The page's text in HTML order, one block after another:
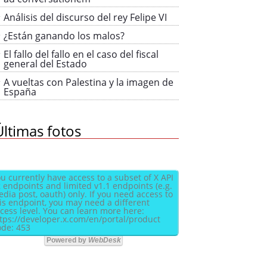
Análisis del discurso del rey Felipe VI
¿Están ganando los malos?
El fallo del fallo en el caso del fiscal
general del Estado
A vueltas con Palestina y la imagen de
España
fotos
currently have access to a subset of X API
endpoints and limited v1.1 endpoints (e.g.
post, oauth) only. If you need access to
endpoint, you may need a different
level. You can learn more here:
developer.x.com/en/portal/product
453
Powered by WebDesk